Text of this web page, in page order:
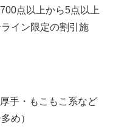
点以上から5点以上
イン限定の割引施
手・もこもこ系など
め）